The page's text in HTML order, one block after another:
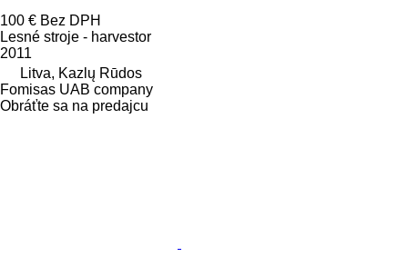
100 € Bez DPH
Lesné stroje - harvestor
2011
Litva, Kazlų Rūdos
Fomisas UAB company
Obráťte sa na predajcu